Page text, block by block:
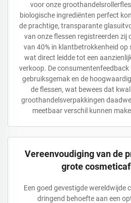
voor onze
biologische ingrediënten perfect
de prachtige, transparante
van onze flessen registreerden zij
van 40% in klantbetrokkenheid
wat direct leidde tot een
verkoop. De
gebruiksgemak en de
de flessen, wat bewees dat
groothandelsverpakkingen
meetbaar verschil kunnen
Vereenvoudiging van de
grote
Een goed gevestigde wereldwijde
dringend behoefte aan een